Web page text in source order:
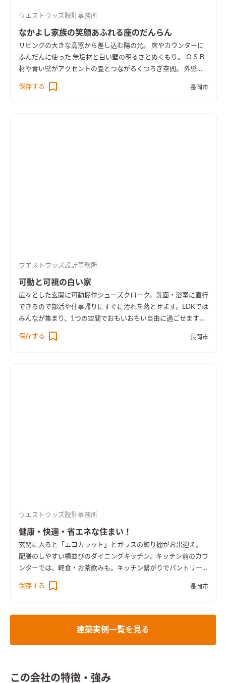
ウエストウッズ設計事務所
なかよし家族の笑顔あふれる座のだんらん
リビングの大きな高窓から差し込む陽の光。 床やカウンターに
ふんだんに使った 無垢材と白い壁の明るさとぬくもり。 ＯＳＢ
材や青い壁がアクセントの畳とつながるくつろぎ空間。 外壁の
濃紺とオレンジの差し色にもご夫婦のこだわりが活かされてい
保存する 長岡市
ウエストウッズ設計事務所
可動と可視の白い家
広々とした玄関に可動棚付シューズクローク。洗面・浴室に直行
できるので部活や仕事帰りにすぐに汚れを落とせます。LDKでは
みんなが集まり、1つの空間でおもいおもい自由に過ごせます。
主寝室には夫婦それぞれの大きなWIC。あえて作りこまないフ
レクシブルな可動式、今は1人の子供が2人になってもいいよう
保存する 長岡市
ウエストウッズ設計事務所
健康・快適・省エネな住まい！
玄関に入ると「エコカラット」とガラスの飾り棚がお出迎え。
配膳のしやすい横並びのダイニングキッチン。キッチン前のカウ
ンターでは、軽食・お茶飲みも。キッチン繫がりでパントリー
を用意し、家事動線を短くして忙しい食事の支度も時間短縮。2
階のホールにも洗濯物干しスペースを用意し、育ち盛りの子供
スチール手摺へ。
保存する 長岡市
建築実例一覧を見る
この会社の特徴・強み